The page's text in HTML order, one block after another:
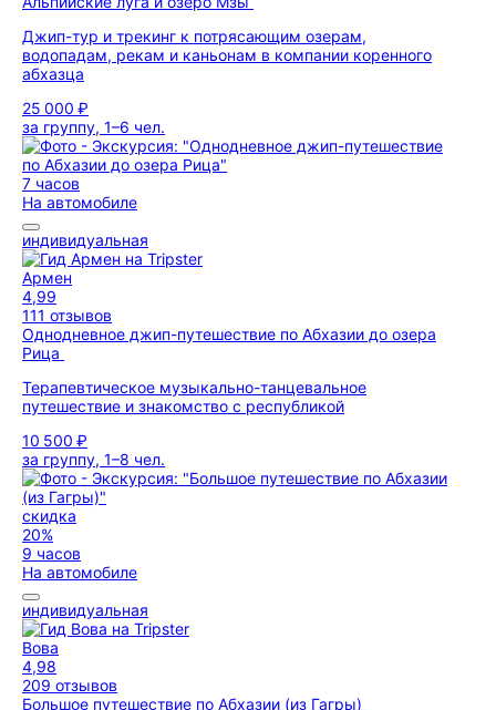
Джип-тур и трекинг к потрясающим озерам,
водопадам, рекам и каньонам в компании коренного
абхазца
25 000 ₽
за группу, 1–6 чел.
7 часов
На автомобиле
индивидуальная
Армен
4,99
111 отзывов
Однодневное джип-путешествие по Абхазии до озера
Рица
Терапевтическое музыкально-танцевальное
путешествие и знакомство с республикой
10 500 ₽
за группу, 1–8 чел.
скидка
20%
9 часов
На автомобиле
индивидуальная
Вова
4,98
209 отзывов
Большое путешествие по Абхазии (из Гагры)